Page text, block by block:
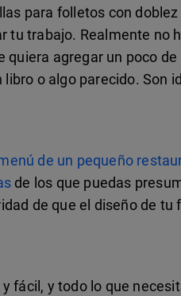
para folletos con doblez
tu trabajo. Realmente no
quiera agregar un poco de
o algo parecido. Son
de un pequeño
de los que puedas
de que el diseño de tu
fácil, y todo lo que